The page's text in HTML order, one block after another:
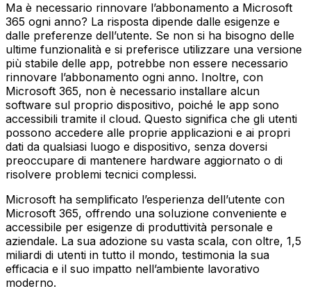
Ma è necessario rinnovare l’abbonamento a Microsoft
365 ogni anno? La risposta dipende dalle esigenze e
dalle preferenze dell’utente. Se non si ha bisogno delle
ultime funzionalità e si preferisce utilizzare una versione
più stabile delle app, potrebbe non essere necessario
rinnovare l’abbonamento ogni anno. Inoltre, con
Microsoft 365, non è necessario installare alcun
software sul proprio dispositivo, poiché le app sono
accessibili tramite il cloud. Questo significa che gli utenti
possono accedere alle proprie applicazioni e ai propri
dati da qualsiasi luogo e dispositivo, senza doversi
preoccupare di mantenere hardware aggiornato o di
risolvere problemi tecnici complessi.
Microsoft ha semplificato l’esperienza dell’utente con
Microsoft 365, offrendo una soluzione conveniente e
accessibile per esigenze di produttività personale e
aziendale. La sua adozione su vasta scala, con oltre, 1,5
miliardi di utenti in tutto il mondo, testimonia la sua
efficacia e il suo impatto nell’ambiente lavorativo
moderno.